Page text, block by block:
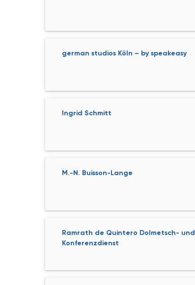
german studios Köln – by speakeasy
Ingrid Schmitt
M.-N. Buisson-Lange
Ramrath de Quintero Dolmetsch- und
Konferenzdienst